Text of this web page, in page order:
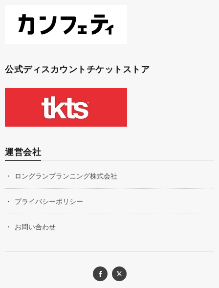
公式ディスカウントチケットストア
運営会社
ロングランプランニング株式会社
プライバシーポリシー
お問い合わせ